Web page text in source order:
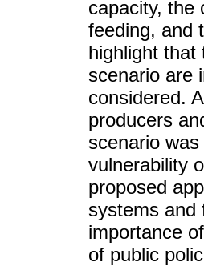
capacity, the
feeding, and
highlight that
scenario are
considered.
producers
scenario
vulnerability
proposed
systems and
importance
of public